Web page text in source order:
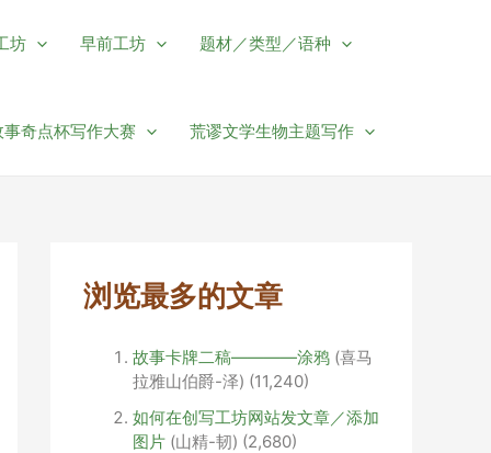
坊 早前工坊 题材／类型／语种
事奇点杯写作大赛 荒谬文学生物主题写作
浏览最多的文章
故事卡牌二稿————涂鸦 (喜马
拉雅山伯爵-泽) (11,240)
如何在创写工坊网站发文章／添加
图片 (山精-韧) (2,680)